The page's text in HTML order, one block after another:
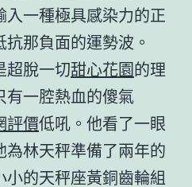
一種極具感染力的正
那負面的運勢波。
超脫一切甜心花園的理
一腔熱血的傻氣
評價低吼。他看了一眼
林天秤準備了兩年的
的天秤座黃銅齒輪組